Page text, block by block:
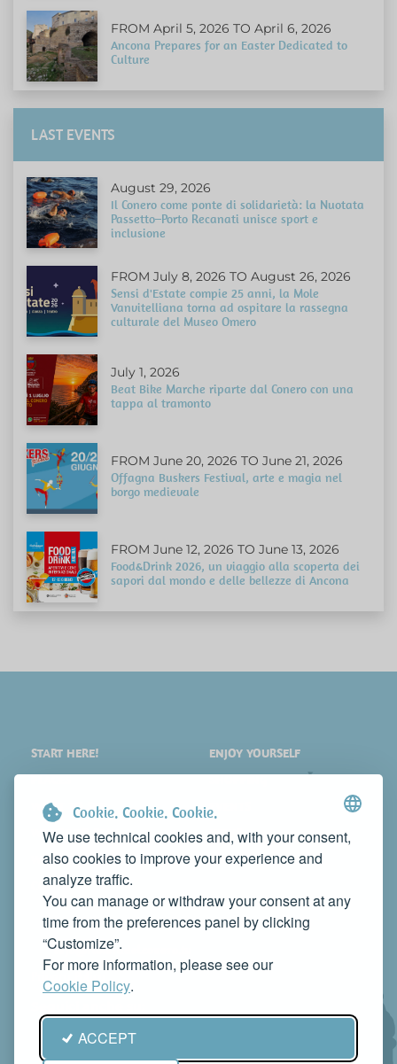
Cookie. Cookie. Cookie.
We use technical cookies and, with your consent,
also cookies to improve your experience and
analyze traffic.
You can manage or withdraw your consent at any
time from the preferences panel by clicking
“Customize”.
For more information, please see our
Cookie Policy.
ACCEPT
FROM April 5, 2026 TO April 6, 2026
Ancona Prepares for an Easter Dedicated to
Culture
LAST EVENTS
August 29, 2026
Il Conero come ponte di solidarietà: la Nuotata
Passetto–Porto Recanati unisce sport e
inclusione
FROM July 8, 2026 TO August 26, 2026
Sensi d'Estate compie 25 anni, la Mole
Vanvitelliana torna ad ospitare la rassegna
culturale del Museo Omero
July 1, 2026
Beat Bike Marche riparte dal Conero con una
tappa al tramonto
FROM June 20, 2026 TO June 21, 2026
Offagna Buskers Festival, arte e magia nel
borgo medievale
FROM June 12, 2026 TO June 13, 2026
Food&Drink 2026, un viaggio alla scoperta dei
sapori dal mondo e delle bellezze di Ancona
START HERE!
WHAT TO SEE
WHERE TO STAY
WHERE TO EAT
ENJOY YOURSELF
EVENTS
NEWS
WEB TV
CONTACTS
PROMOTE YOUR BUSINESS
CONTACT US TO FEATURE IT ON THIS WEBSITE
info@rivieradelconero.tv